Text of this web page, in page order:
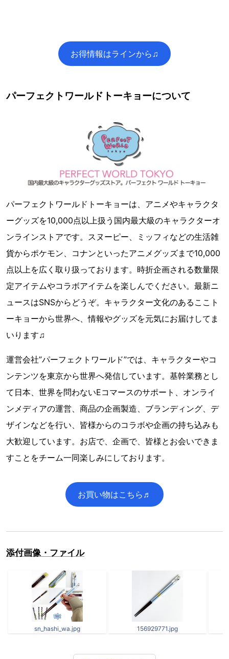
お得情報はラインから♫
パーフェクトワールドトーキョーについて
パーフェクトワールドトーキョーは、アニメやキャラクタ
ーグッズを10,000点以上扱う国内最大級のキャラクターオ
ンラインストアです。スヌーピー、ミッフィなどの生活雑
貨からポケモン、コナンといったアニメグッズまで10,000
点以上を広く取り扱っております。時折企画される数量限
定アイテムやコラボアイテムを楽しんでください。最新ニ
ュースはSNSからどうぞ。キャラクター文化のあるここト
ーキョーから世界へ、情報やグッズを元気にお届けしてま
いります♫
運営会社”パーフェクトワールド”では、キャラクターやコ
ンテンツを東京から世界へ発信しています。基幹業務とし
て日本、世界を問わないEコマースのサポート、オンライ
ンメディアの運営、商品の企画製造、ブランディング、デ
ザインなどを行い、皆様からのコラボや企画の持ち込みも
大歓迎しています。お店で、企画で、皆様とお会いできま
すことをチーム一同楽しみにしております。
お買い物はこちら♬
添付画像・ファイル
sn_hashi_wa.jpg 156929771.jpg